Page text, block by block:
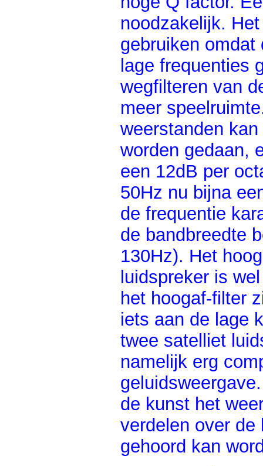
noodzakelijk.
gebruiken omdat
lage frequenties
wegfilteren van
meer
weerstanden
worden gedaan,
een 12dB per
50Hz nu bijna
de frequentie
de bandbreedte
130Hz). Het
luidspreker is
het hoogaf-filter
iets aan de lage
twee satelliet
namelijk erg
de kunst het
verdelen over de
gehoord kan